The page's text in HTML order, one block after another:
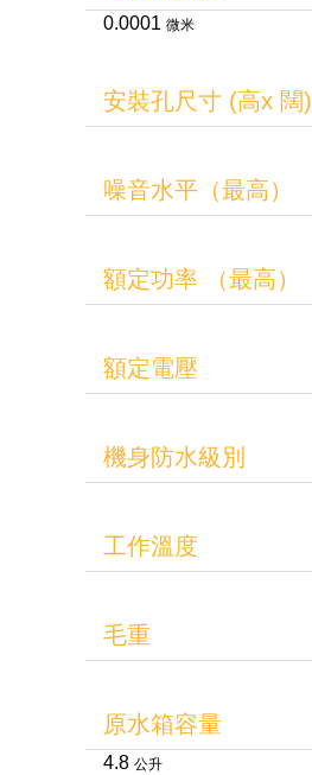
0.0001 微米
安裝孔尺寸 (高x 闊)
噪音水平（最高）
額定功率 （最高）
額定電壓
機身防水級別
工作溫度
毛重
原水箱容量
4.8 公升